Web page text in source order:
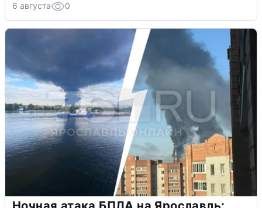
6 августа 0